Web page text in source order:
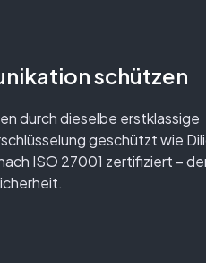
schützen
durch dieselbe erstklassige
geschützt wie
ISO 27001 zertifiziert –